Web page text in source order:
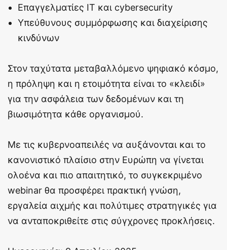
Επαγγελματίες IT και cybersecurity
Υπεύθυνους συμμόρφωσης και διαχείρισης
κινδύνων
Στον ταχύτατα μεταβαλλόμενο ψηφιακό κόσμο,
η πρόληψη και η ετοιμότητα είναι το «κλειδί»
για την ασφάλεια των δεδομένων και τη
βιωσιμότητα κάθε οργανισμού.
Με τις κυβερνοαπειλές να αυξάνονται και το
κανονιστικό πλαίσιο στην Ευρώπη να γίνεται
ολοένα και πιο απαιτητικό, το συγκεκριμένο
webinar θα προσφέρει πρακτική γνώση,
εργαλεία αιχμής και πολύτιμες στρατηγικές για
να ανταποκριθείτε στις σύγχρονες προκλήσεις.